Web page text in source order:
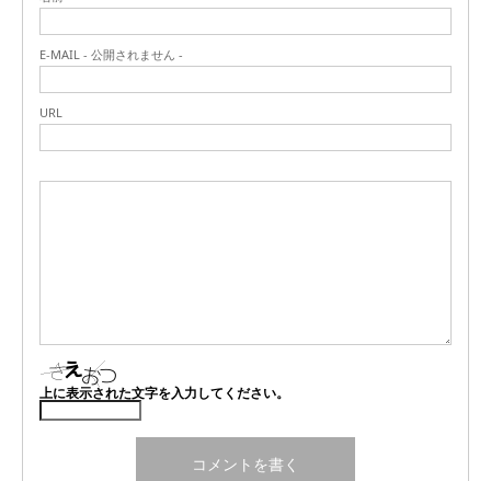
E-MAIL - 公開されません -
URL
上に表示された文字を入力してください。